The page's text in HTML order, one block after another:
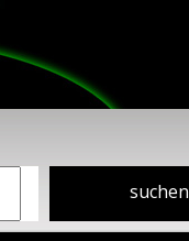
suchen